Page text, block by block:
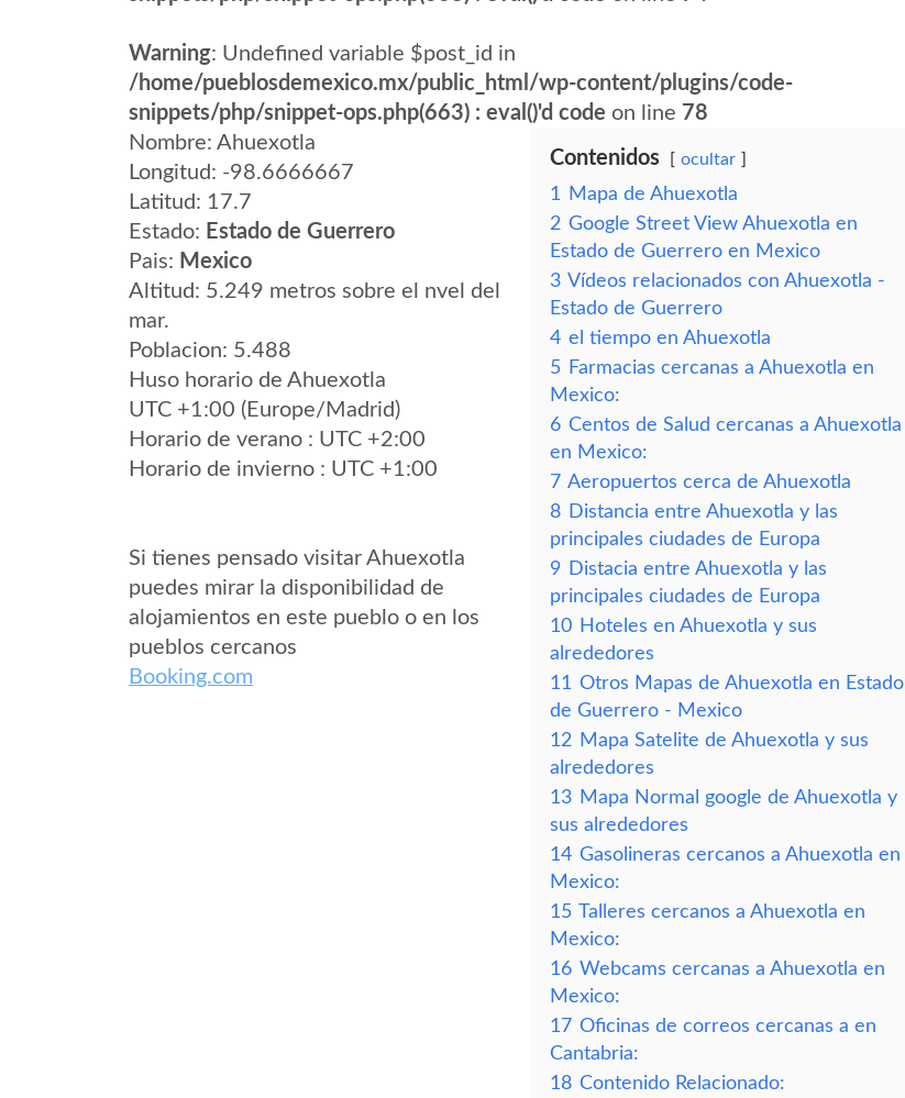
Warning: Undefined variable $post_id in
/home/pueblosdemexico.mx/public_html/wp-content/plugins/code-
snippets/php/snippet-ops.php(663) : eval()'d code on line 78
Nombre: Ahuexotla
Longitud: -98.6666667
Latitud: 17.7
Estado: Estado de Guerrero
Pais: Mexico
Altitud: 5.249 metros sobre el nvel del
mar.
Poblacion: 5.488
Huso horario de Ahuexotla
UTC +1:00 (Europe/Madrid)
Horario de verano : UTC +2:00
Horario de invierno : UTC +1:00
Si tienes pensado visitar Ahuexotla
puedes mirar la disponibilidad de
alojamientos en este pueblo o en los
pueblos cercanos
Booking.com
Contenidos ocultar
1
Mapa de Ahuexotla
2 Google Street View Ahuexotla en
Estado de Guerrero en Mexico
3 Vídeos relacionados con Ahuexotla -
Estado de Guerrero
4 el tiempo en Ahuexotla
5 Farmacias cercanas a Ahuexotla en
Mexico:
6 Centos de Salud cercanas a Ahuexotla
en Mexico:
7 Aeropuertos cerca de Ahuexotla
8 Distancia entre Ahuexotla y las
principales ciudades de Europa
9 Distacia entre Ahuexotla y las
principales ciudades de Europa
10 Hoteles en Ahuexotla y sus
alrededores
11 Otros Mapas de Ahuexotla en Estado
de Guerrero - Mexico
12 Mapa Satelite de Ahuexotla y sus
alrededores
13 Mapa Normal google de Ahuexotla y
sus alrededores
14 Gasolineras cercanos a Ahuexotla en
Mexico:
15 Talleres cercanos a Ahuexotla en
Mexico:
16 Webcams cercanas a Ahuexotla en
Mexico:
17 Oficinas de correos cercanas a en
Cantabria:
18 Contenido Relacionado: